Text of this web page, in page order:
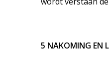
5 NAKOMING EN